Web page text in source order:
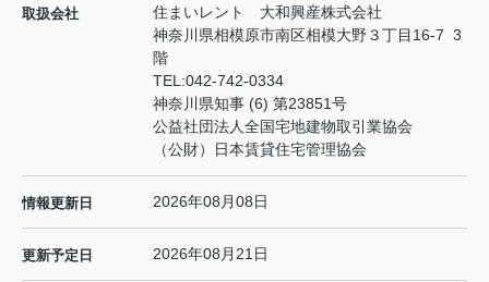
取扱会社
住まいレント 大和興産株式会社
神奈川県相模原市南区相模大野３丁目16-7 3
階
TEL:042-742-0334
神奈川県知事 (6) 第23851号
公益社団法人全国宅地建物取引業協会
（公財）日本賃貸住宅管理協会
情報更新日 2026年08月08日
更新予定日 2026年08月21日